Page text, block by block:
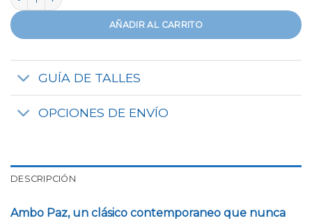
AÑADIR AL CARRITO
GUÍA DE TALLES
OPCIONES DE ENVÍO
DESCRIPCIÓN
Ambo Paz, un clásico contemporaneo que nunca